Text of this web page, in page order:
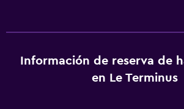
Información de reserva de
en Le Terminus